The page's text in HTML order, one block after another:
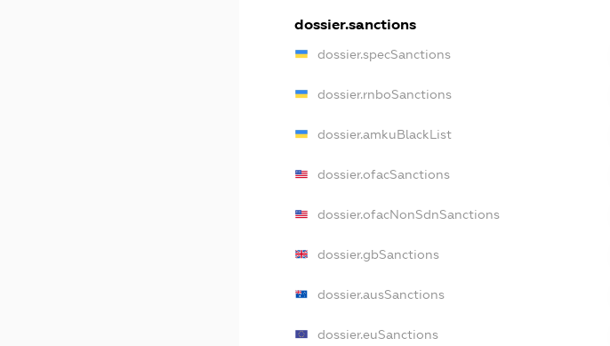
dossier.sanctions
dossier.specSanctions
dossier.rnboSanctions
dossier.amkuBlackList
dossier.ofacSanctions
dossier.ofacNonSdnSanctions
dossier.gbSanctions
dossier.ausSanctions
dossier.euSanctions